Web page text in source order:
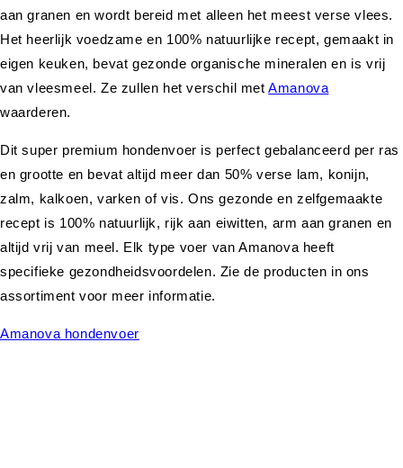
aan granen en wordt bereid met alleen het meest verse vlees.
Het heerlijk voedzame en 100% natuurlijke recept, gemaakt in
eigen keuken, bevat gezonde organische mineralen en is vrij
van vleesmeel. Ze zullen het verschil metAmanova
waarderen.
Dit super premium hondenvoer is perfect gebalanceerd per ras
en grootte en bevat altijd meer dan 50% verse lam, konijn,
zalm, kalkoen, varken of vis. Ons gezonde en zelfgemaakte
recept is 100% natuurlijk, rijk aan eiwitten, arm aan granen en
altijd vrij van meel. Elk type voer van Amanova heeft
specifieke gezondheidsvoordelen. Zie de producten in ons
assortiment voor meer informatie.
Amanova hondenvoer